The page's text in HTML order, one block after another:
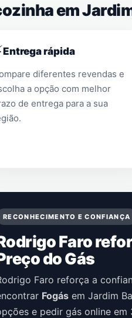
em
Entrega rápida
diferentes revendas e
a opção com melhor
de entrega para a sua
RECONHECIMENTO E CONFIANÇA
Faro
do Gás
Faro reforça a
Fogás em Jardim
e pedir gás online em